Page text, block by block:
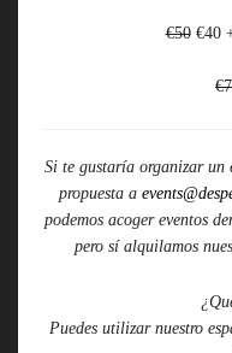
€50€40
Si te gustaría organizar un
propuesta a
podemos acoger eventos
pero sí alquilamos
Puedes utilizar nuestro